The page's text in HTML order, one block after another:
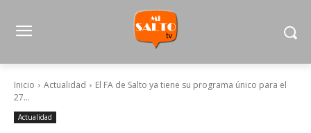
Inicio Actualidad
El FA de Salto ya tiene su programa único para el
27...
Actualidad